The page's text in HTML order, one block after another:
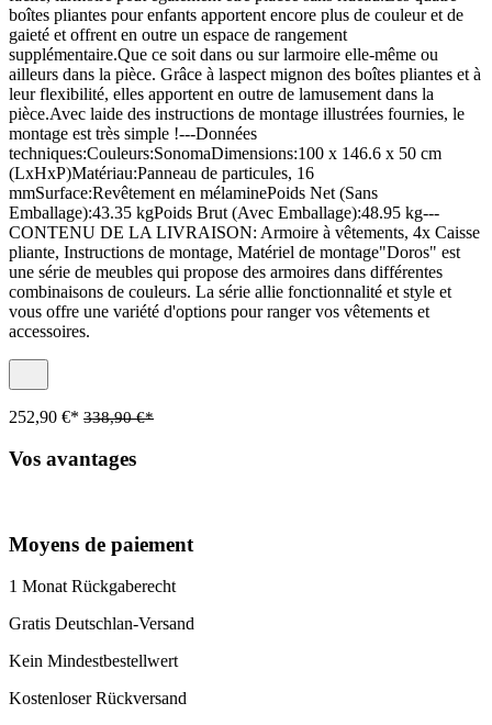
boîtes pliantes pour enfants apportent encore plus de couleur et de
gaieté et offrent en outre un espace de rangement
supplémentaire.Que ce soit dans ou sur larmoire elle-même ou
ailleurs dans la pièce. Grâce à laspect mignon des boîtes pliantes et à
leur flexibilité, elles apportent en outre de lamusement dans la
pièce.Avec laide des instructions de montage illustrées fournies, le
montage est très simple !---Données
techniques:Couleurs:SonomaDimensions:100 x 146.6 x 50 cm
(LxHxP)Matériau:Panneau de particules, 16
mmSurface:Revêtement en mélaminePoids Net (Sans
Emballage):43.35 kgPoids Brut (Avec Emballage):48.95 kg---
CONTENU DE LA LIVRAISON: Armoire à vêtements, 4x Caisse
pliante, Instructions de montage, Matériel de montage"Doros" est
une série de meubles qui propose des armoires dans différentes
combinaisons de couleurs. La série allie fonctionnalité et style et
vous offre une variété d'options pour ranger vos vêtements et
accessoires.
252,90 €* 338,90 €*
Vos avantages
Moyens de paiement
1 Monat Rückgaberecht
Gratis Deutschlan-Versand
Kein Mindestbestellwert
Kostenloser Rückversand